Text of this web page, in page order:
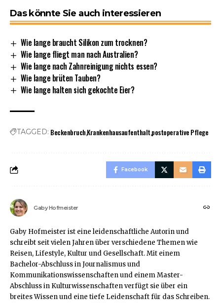
Das könnte Sie auch interessieren
Wie lange braucht Silikon zum trocknen?
Wie lange fliegt man nach Australien?
Wie lange nach Zahnreinigung nichts essen?
Wie lange brüten Tauben?
Wie lange halten sich gekochte Eier?
TAGGED: BeckenbruchKrankenhausaufenthaltpostoperative Pflege
Facebook
Gaby Hofmeister
Gaby Hofmeister ist eine leidenschaftliche Autorin und
schreibt seit vielen Jahren über verschiedene Themen wie
Reisen, Lifestyle, Kultur und Gesellschaft. Mit einem
Bachelor-Abschluss in Journalismus und
Kommunikationswissenschaften und einem Master-
Abschluss in Kulturwissenschaften verfügt sie über ein
breites Wissen und eine tiefe Leidenschaft für das Schreiben.